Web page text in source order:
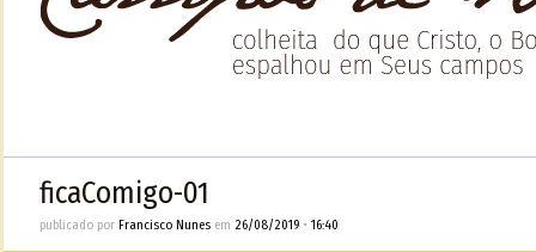
ficaComigo-01
publicado por Francisco Nunesem 26/08/2019• 16:40